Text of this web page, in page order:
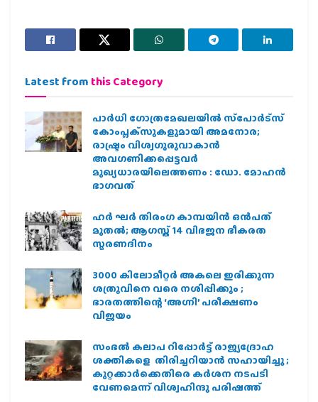
Latest from this Category
പാര്‍ധി ഗോത്രമേഖലയില്‍ സ്‌പോര്‍ട്‌സ്
കോംപ്ലക്‌സുകളുമായി അമനോര;
രാഷ്ട്രം വിശ്വഗുരുവാകാന്‍
അവഗണിക്കപ്പെട്ടവര്‍
മുഖ്യധാരയിലെത്തണം : ഡോ. മോഹന്‍
ഭാഗവത്
ഹര്‍ ഘര്‍ തിരംഗ കാമ്പയിന്‍ ഒന്‍പത്
മുതല്‍; ആഗസ്ത് 14 വിഭജന ഭീകരത
സ്മരണദിനം
3000 കിലോമീറ്റർ അകലെ ഇരിക്കുന്ന
ശത്രുവിനെ വരെ നശിപ്പിക്കും ;
ഭാരതത്തിന്റെ ‘അഗ്നി’ പരീക്ഷണം
വിജയം
സംഭൽ കലാപ റിപ്പോർട്ട് രാജ്യദ്രോഹ
ശക്തികളെ തിരിച്ചറിയാൻ സഹായിച്ചു ;
കുറ്റക്കാർക്കെതിരെ കർശന നടപടി
വേണമെന്ന് വിശ്വഹിന്ദു പരിഷത്ത്